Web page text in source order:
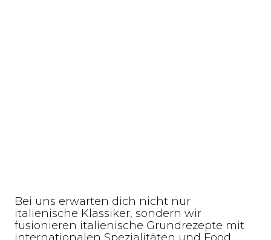
Bei uns erwarten dich nicht nur
italienische Klassiker, sondern wir
fusionieren italienische Grundrezepte mit